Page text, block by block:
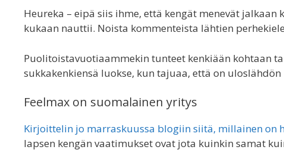
Heureka – eipä siis ihme, että kengät menevät
kukaan nauttii. Noista kommenteista lähtien
Puolitoistavuotiaammekin tunteet kenkiään kohtaan
sukkakenkiensä luokse, kun tajuaa, että on uloslähdön
Feelmax on suomalainen yritys
Kirjoittelin jo marraskuussa blogiin siitä, millainen on
lapsen kengän vaatimukset ovat jota kuinkin samat